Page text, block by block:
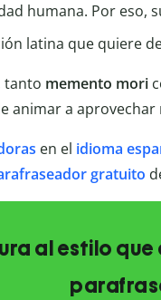
humana. Por eso,
latina que quiere
tanto memento mori
animar a aprovechar
en el idioma
gratuito
al estilo